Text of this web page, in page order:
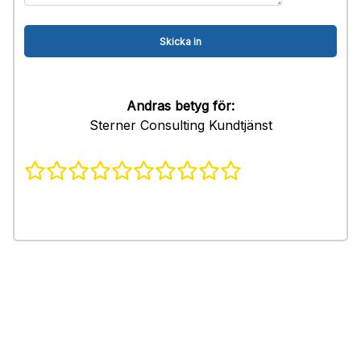
Andras betyg för:
Sterner Consulting Kundtjänst